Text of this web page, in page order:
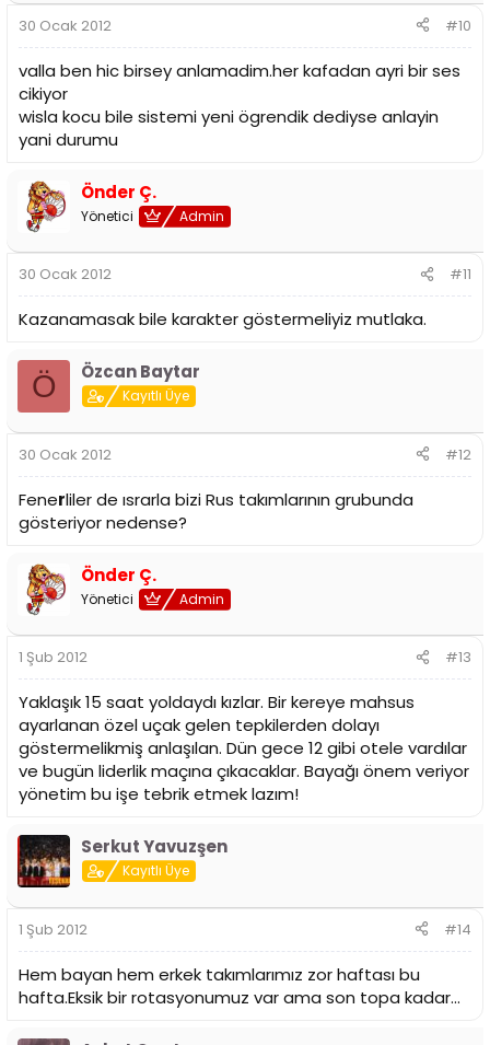
30 Ocak 2012 #10
valla ben hic birsey anlamadim.her kafadan ayri bir ses
cikiyor
wisla kocu bile sistemi yeni ögrendik dediyse anlayin
yani durumu
Önder Ç.
Yönetici Admin
30 Ocak 2012 #11
Kazanamasak bile karakter göstermeliyiz mutlaka.
Ö Özcan Baytar
Kayıtlı Üye
30 Ocak 2012 #12
Fenerliler de ısrarla bizi Rus takımlarının grubunda
gösteriyor nedense?
Önder Ç.
Yönetici Admin
1 Şub 2012 #13
Yaklaşık 15 saat yoldaydı kızlar. Bir kereye mahsus
ayarlanan özel uçak gelen tepkilerden dolayı
göstermelikmiş anlaşılan. Dün gece 12 gibi otele vardılar
ve bugün liderlik maçına çıkacaklar. Bayağı önem veriyor
yönetim bu işe tebrik etmek lazım!
Serkut Yavuzşen
Kayıtlı Üye
1 Şub 2012 #14
Hem bayan hem erkek takımlarımız zor haftası bu
hafta.Eksik bir rotasyonumuz var ama son topa kadar...